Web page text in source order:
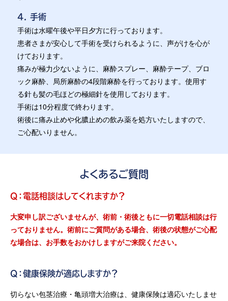
4. 手術
手術は水曜午後や平日夕方に行っております。
患者さまが安心して手術を受けられるように、声がけを心が
けております。
痛みが極力少ないように、麻酔スプレー、麻酔テープ、ブロ
ック麻酔、局所麻酔の4段階麻酔を行っております。使用す
る針も髪の毛ほどの極細針を使用しております。
手術は10分程度で終わります。
術後に痛み止めや化膿止めの飲み薬を処方いたしますので、
ご心配いりません。
よくあるご質問
Q：電話相談はしてくれますか？
大変申し訳ございませんが、術前・術後ともに一切電話相談は行
っておりません。術前にご質問がある場合、術後の状態がご心配
な場合は、お手数をおかけしますがご来院ください。
Q：健康保険が適応しますか？
切らない包茎治療・亀頭増大治療は、健康保険は適応いたしませ